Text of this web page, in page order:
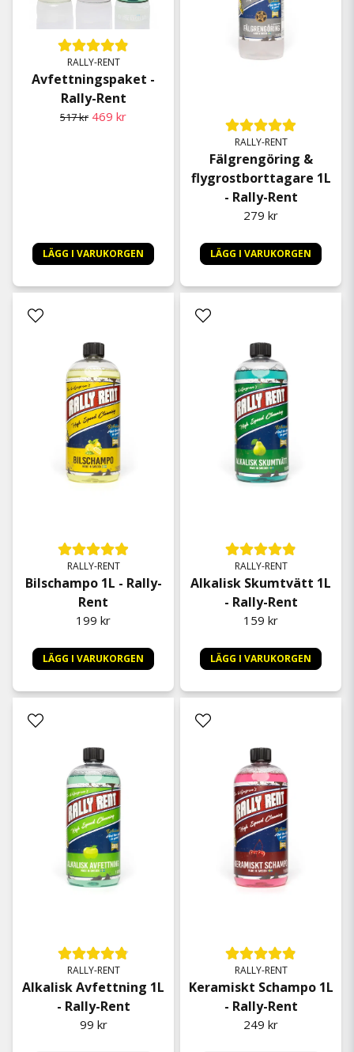
RALLY-RENT
Avfettningspaket -
Rally-Rent
517 kr 469 kr
LÄGG I VARUKORGEN
RALLY-RENT
Fälgrengöring &
flygrostborttagare 1L
- Rally-Rent
279 kr
LÄGG I VARUKORGEN
RALLY-RENT
Bilschampo 1L - Rally-
Rent
199 kr
LÄGG I VARUKORGEN
RALLY-RENT
Alkalisk Skumtvätt 1L
- Rally-Rent
159 kr
LÄGG I VARUKORGEN
RALLY-RENT
Alkalisk Avfettning 1L
- Rally-Rent
99 kr
RALLY-RENT
Keramiskt Schampo 1L
- Rally-Rent
249 kr